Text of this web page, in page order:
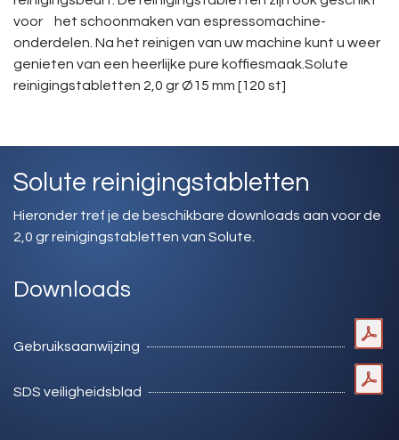
voor het schoonmaken van espressomachine-
onderdelen. Na het reinigen van uw machine kunt u weer
genieten van een heerlijke pure koffiesmaak.Solute
reinigingstabletten 2,0 gr Ø15 mm [120 st]
Solute reinigingstabletten
Hieronder tref je de beschikbare downloads aan voor de
2,0 gr reinigingstabletten van Solute.
Downloads
Gebruiksaanwijzing
SDS veiligheidsblad